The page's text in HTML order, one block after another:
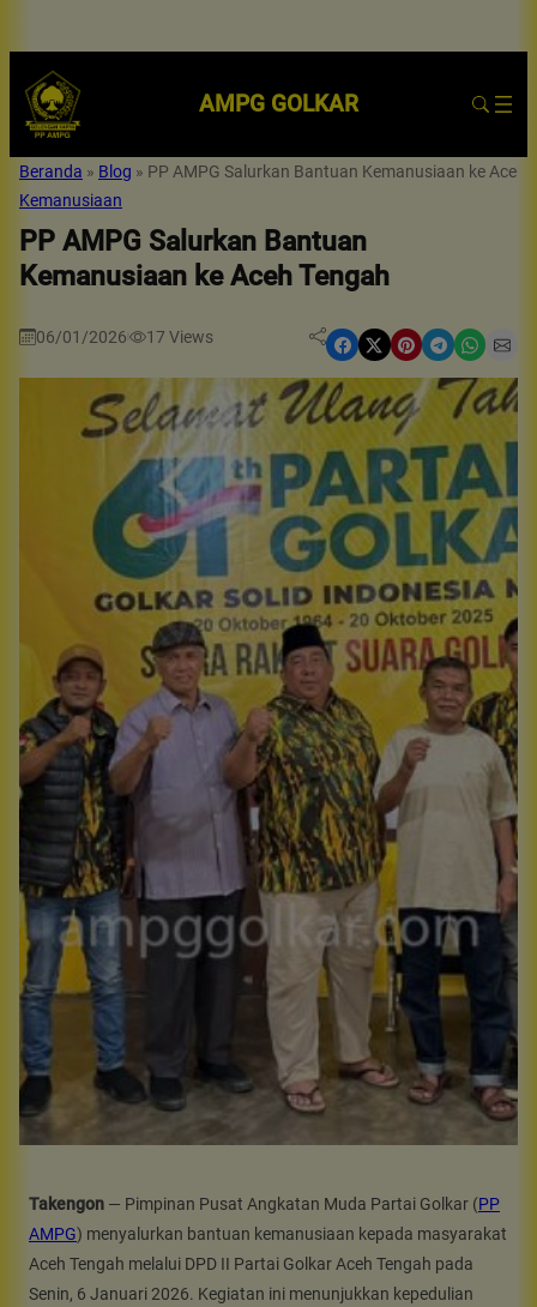
AMPG GOLKAR
Beranda » Blog » PP AMPG Salurkan Bantuan Kemanusiaan ke Aceh
Kemanusiaan
PP AMPG Salurkan Bantuan
Kemanusiaan ke Aceh Tengah
06/01/2026 17 Views Share on Facebook Share on X Share on Pinterest Share on Telegram Share on WhatsApp Share on Email
Takengon — Pimpinan Pusat Angkatan Muda Partai Golkar (PP
AMPG) menyalurkan bantuan kemanusiaan kepada masyarakat
Aceh Tengah melalui DPD II Partai Golkar Aceh Tengah pada
Senin, 6 Januari 2026. Kegiatan ini menunjukkan kepedulian